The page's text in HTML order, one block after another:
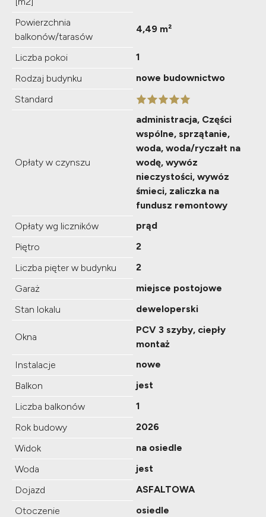
Powierzchnia
balkonów/tarasów
4,49 m²
Liczba pokoi
1
Rodzaj budynku
nowe budownictwo
Standard
Opłaty w czynszu
administracja, Części
wspólne, sprzątanie,
woda, woda/ryczałt na
wodę, wywóz
nieczystości, wywóz
śmieci, zaliczka na
fundusz remontowy
Opłaty wg liczników
prąd
Piętro
2
Liczba pięter w budynku
2
Garaż
miejsce postojowe
Stan lokalu
deweloperski
Okna
PCV 3 szyby, ciepły
montaż
Instalacje
nowe
Balkon
jest
Liczba balkonów
1
Rok budowy
2026
Widok
na osiedle
Woda
jest
Dojazd
ASFALTOWA
Otoczenie
osiedle